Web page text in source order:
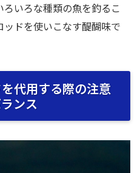
いろな種類の魚を釣るこ
ドを使いこなす醍醐味で
代用する際の注意
ンス